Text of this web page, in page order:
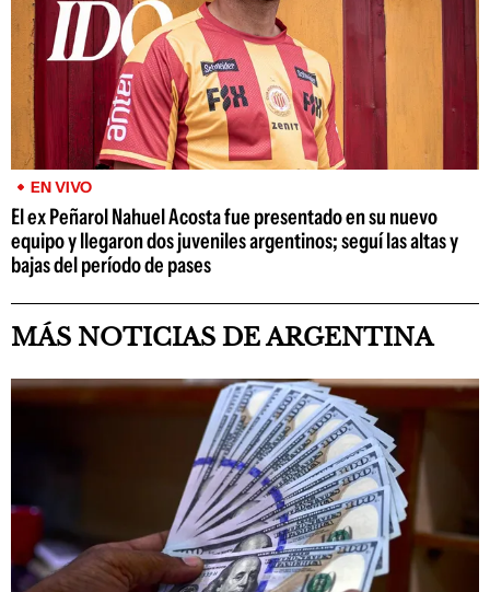
EN VIVO
El ex Peñarol Nahuel Acosta fue presentado en su nuevo
equipo y llegaron dos juveniles argentinos; seguí las altas y
bajas del período de pases
MÁS NOTICIAS DE ARGENTINA